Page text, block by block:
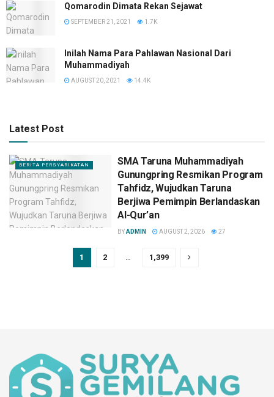
Qomarodin Dimata Rekan Sejawat
SEPTEMBER 21, 2021 1.7K
Inilah Nama Para Pahlawan Nasional Dari
Muhammadiyah
AUGUST 20, 2021 14.4K
Latest Post
BERITA PERSYARIKATAN
SMA Taruna Muhammadiyah
Gunungpring Resmikan Program
Tahfidz, Wujudkan Taruna
Berjiwa Pemimpin Berlandaskan
Al-Qur’an
BYADMIN AUGUST 2, 2026 27
1 2 1,399